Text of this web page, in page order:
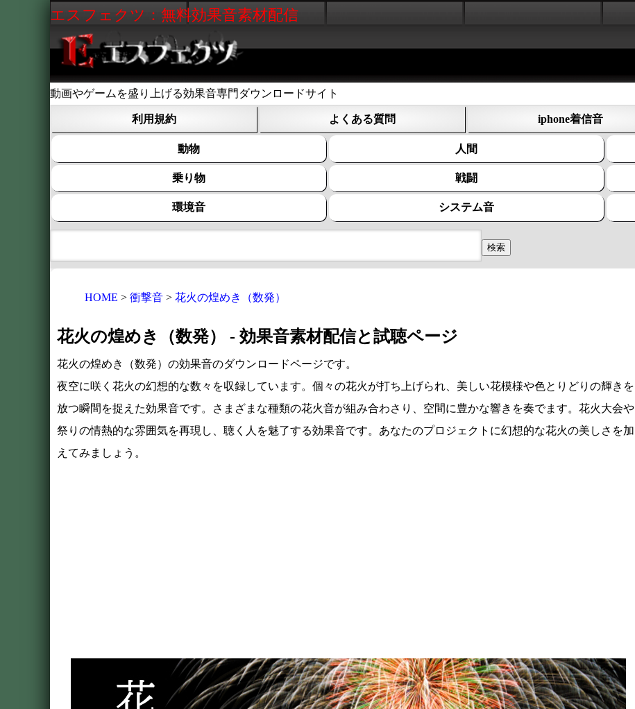
エスフェクツ：無料効果音素材配信
動画やゲームを盛り上げる効果音専門ダウンロードサイト
利用規約 よくある質問 iphone着信音
動物 人間
乗り物 戦闘
環境音 システム音
HOME 衝撃音 花火の煌めき（数発）
花火の煌めき（数発） - 効果音素材配信と試聴ページ
花火の煌めき（数発）の効果音のダウンロードページです。
夜空に咲く花火の幻想的な数々を収録しています。個々の花火が打ち上げられ、美しい花模様や色とりどりの輝きを
放つ瞬間を捉えた効果音です。さまざまな種類の花火音が組み合わさり、空間に豊かな響きを奏でます。花火大会や
祭りの情熱的な雰囲気を再現し、聴く人を魅了する効果音です。あなたのプロジェクトに幻想的な花火の美しさを加
えてみましょう。